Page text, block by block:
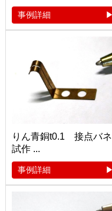
事例詳細
りん青銅t0.1 接点バネ
試作 ...
事例詳細